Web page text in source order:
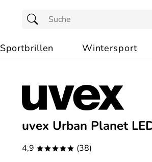
Sportbrillen Wintersport
uvex Urban Planet
4,9 ***** (38)